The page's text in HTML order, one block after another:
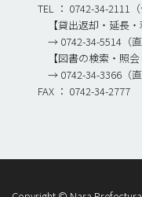
TEL ： 0742-34-2111（
【貸出返却・延長・
→ 0742-34-5514（直
【図書の検索・照会
→ 0742-34-3366（直
FAX ： 0742-34-2777